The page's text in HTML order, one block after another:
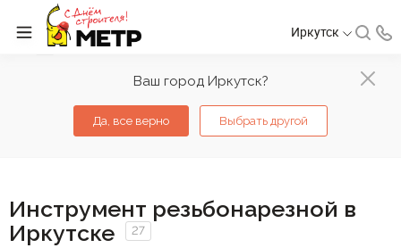
Ваш город Иркутск?
Да, все верно Выбрать другой
Иркутск
Инструмент резьбонарезной в
Иркутске
27